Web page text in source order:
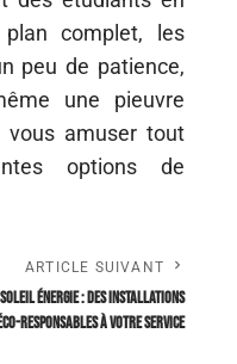
complet, les
peu de patience,
une pieuvre
vous amuser tout
options de
ARTICLE SUIVANT
soleil Énergie : des installations
responsables à votre service